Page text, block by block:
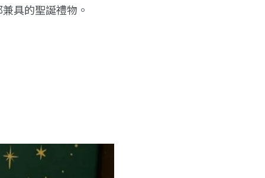
具的聖誕禮物。